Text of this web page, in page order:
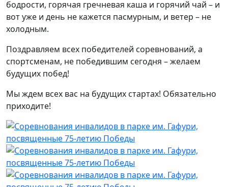
бодрости, горячая гречневая каша и горячий чай – и
вот уже и день не кажется пасмурным, и ветер – не
холодным.
Поздравляем всех победителей соревнований, а
спортсменам, не победившим сегодня – желаем
будущих побед!
Мы ждем всех вас на будущих стартах! Обязательно
приходите!